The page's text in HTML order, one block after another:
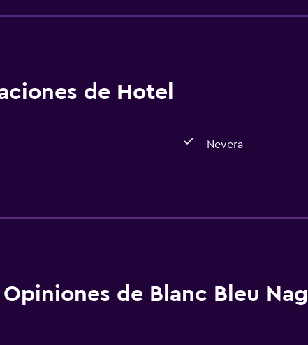
de Hotel
Nevera
Nevera
Opiniones de Blanc Bleu